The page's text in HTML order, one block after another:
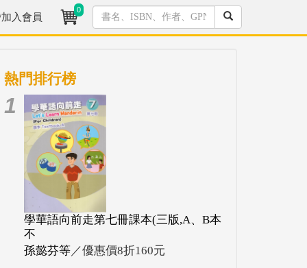
入會員
0
熱門排行榜
1
學華語向前走第七冊課本(三版,A、B本
不
孫懿芬等／優惠價8折160元